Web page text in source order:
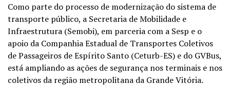
Como parte do processo de modernização do sistema de
transporte público, a Secretaria de Mobilidade e
Infraestrutura (Semobi), em parceria com a Sesp e o
apoio da Companhia Estadual de Transportes Coletivos
de Passageiros de Espírito Santo (Ceturb-ES) e do GVBus,
está ampliando as ações de segurança nos terminais e nos
coletivos da região metropolitana da Grande Vitória.